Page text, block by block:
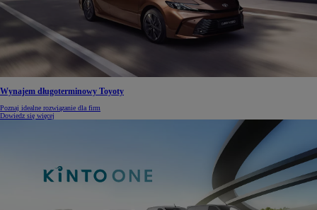
Wynajem długoterminowy Toyoty
Poznaj idealne rozwiązanie dla firm
Dowiedz się więcej